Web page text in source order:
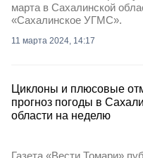
марта в Сахалинской
«Сахалинское УГМС».
11 марта 2024, 14:17
Циклоны и плюсовые
прогноз погоды в
области на неделю